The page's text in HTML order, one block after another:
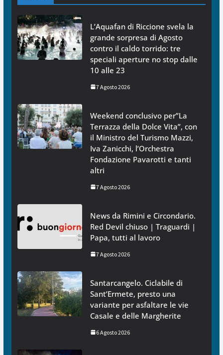
L’Aquafan di Riccione svela la
grande sorpresa di Agosto
contro il caldo torrido: tre
speciali aperture no stop dalle
10 alle 23
7 Agosto 2026
Weekend conclusivo per”La
Terrazza della Dolce Vita”, con
il Ministro del Turismo Mazzi,
Iva Zanicchi, l’Orchestra
Fondazione Pavarotti e tanti
altri
7 Agosto 2026
News da Rimini e Circondario.
Red Devil chiuso | Traguardi |
Papa, tutti al lavoro
7 Agosto 2026
Santarcangelo. Ciclabile di
Sant’Ermete, presto una
variante per asfaltare le vie
Casale e delle Margherite
6 Agosto 2026